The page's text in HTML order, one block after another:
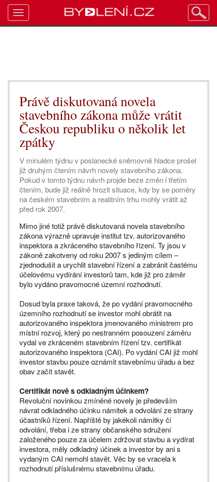
Právě diskutovaná novela
stavebního zákona může vrátit
Českou republiku o několik let
zpátky
V minulém týdnu v poslanecké sněmovně hladce prošel
již druhým čtením návrh novely stavebního zákona.
Pokud v tomto týdnu návrh projde beze změn i třetím
čtením, bude již reálně hrozit situace, kdy by se poměry
na českém stavebním a realitním trhu mohly vrátit až
před rok 2007.
Mimo jiné totiž právě diskutovaná novela stavebního
zákona výrazně upravuje institut tzv. autorizovaného
inspektora a zkráceného stavebního řízení. Ty jsou v
zákoně zakotveny od roku 2007 s jediným cílem –
zjednodušit a urychlit stavební řízení a zabránit častému
účelovému vydírání investorů tam, kde již pro záměr
bylo vydáno pravomocné územní rozhodnutí.
Dosud byla praxe taková, že po vydání pravomocného
územního rozhodnutí se investor mohl obrátit na
autorizovaného inspektora jmenovaného ministrem pro
místní rozvoj, který po nestranném posouzení záměru
vydal ve zkráceném stavebním řízení tzv. certifikát
autorizovaného inspektora (CAI). Po vydání CAI již mohl
investor stavbu pouze oznámit stavebnímu úřadu a bez
obav začít stavět.
Certifikát nově s odkladným účinkem?
Revoluční novinkou zmíněné novely je především
návrat odkladného účinku námitek a odvolání ze strany
účastníků řízení. Napříště by jakékoli námitky či
odvolání, třeba i ze strany občanského sdružení
založeného pouze za účelem zdržovat stavbu a vydírat
investora, měly odkladný účinek a investor by ani s
vydaným CAI nemohl stavět. Věc by se vracela k
rozhodnutí příslušnému stavebnímu úřadu.
Toggle
navigation